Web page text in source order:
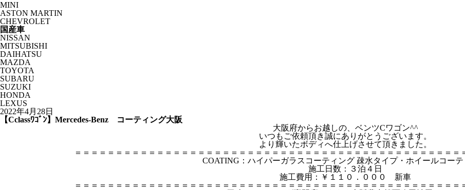
MINI
ASTON MARTIN
CHEVROLET
国産車
NISSAN
MITSUBISHI
DAIHATSU
MAZDA
TOYOTA
SUBARU
SUZUKI
HONDA
LEXUS
2022年4月28日
【Cclassﾜｺﾞﾝ】Mercedes-Benz コーティング大阪
大阪府からお越しの、ベンツCワゴン^^
いつもご依頼頂き誠にありがとうございます。
より輝いたボディへ仕上げさせて頂きました。
＝＝＝＝＝＝＝＝＝＝＝＝＝＝＝＝＝＝＝＝＝＝＝＝＝＝＝＝＝＝＝＝＝＝＝＝＝＝＝＝＝＝＝＝＝＝＝
COATING：ハイパーガラスコーティング 疎水タイプ・ホイールコー
施工日数：３泊４日
施工費用：￥１１０．０００ 新車
＝＝＝＝＝＝＝＝＝＝＝＝＝＝＝＝＝＝＝＝＝＝＝＝＝＝＝＝＝＝＝＝＝＝＝＝＝＝＝＝＝＝＝＝＝＝＝